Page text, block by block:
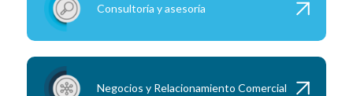
Consultoría y asesoría
Negocios y Relacionamiento Comercial